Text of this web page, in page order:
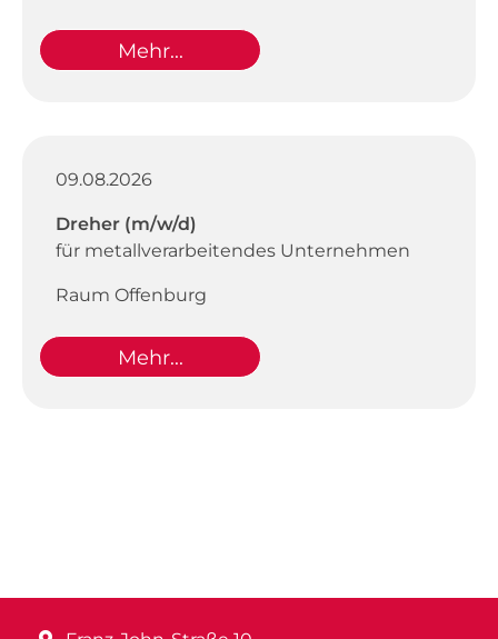
Mehr...
09.08.2026
Dreher (m/w/d)
für metallverarbeitendes Unternehmen
Raum Offenburg
Mehr...